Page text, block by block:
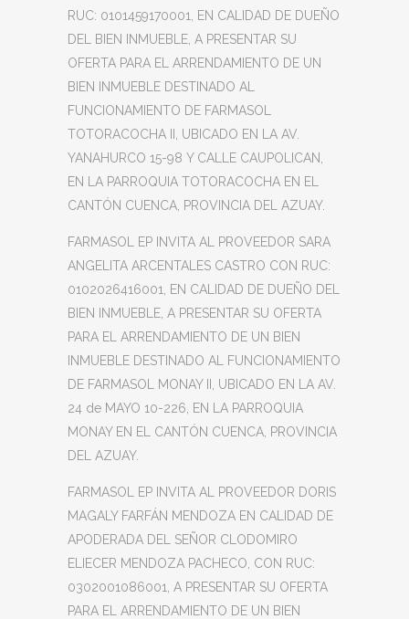
RUC: 0101459170001, EN CALIDAD DE DUEÑO
DEL BIEN INMUEBLE, A PRESENTAR SU
OFERTA PARA EL ARRENDAMIENTO DE UN
BIEN INMUEBLE DESTINADO AL
FUNCIONAMIENTO DE FARMASOL
TOTORACOCHA II, UBICADO EN LA AV.
YANAHURCO 15-98 Y CALLE CAUPOLICAN,
EN LA PARROQUIA TOTORACOCHA EN EL
CANTÓN CUENCA, PROVINCIA DEL AZUAY.
FARMASOL EP INVITA AL PROVEEDOR SARA
ANGELITA ARCENTALES CASTRO CON RUC:
0102026416001, EN CALIDAD DE DUEÑO DEL
BIEN INMUEBLE, A PRESENTAR SU OFERTA
PARA EL ARRENDAMIENTO DE UN BIEN
INMUEBLE DESTINADO AL FUNCIONAMIENTO
DE FARMASOL MONAY II, UBICADO EN LA AV.
24 de MAYO 10-226, EN LA PARROQUIA
MONAY EN EL CANTÓN CUENCA, PROVINCIA
DEL AZUAY.
FARMASOL EP INVITA AL PROVEEDOR DORIS
MAGALY FARFÁN MENDOZA EN CALIDAD DE
APODERADA DEL SEÑOR CLODOMIRO
ELIECER MENDOZA PACHECO, CON RUC:
0302001086001, A PRESENTAR SU OFERTA
PARA EL ARRENDAMIENTO DE UN BIEN